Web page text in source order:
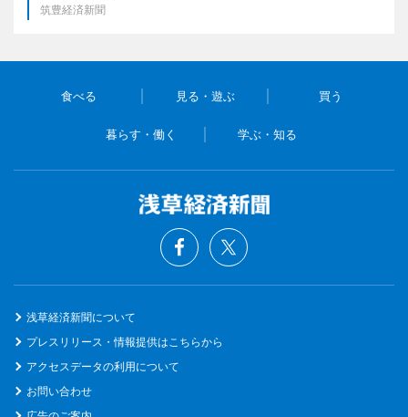
筑豊経済新聞
食べる 見る・遊ぶ 買う
暮らす・働く 学ぶ・知る
浅草経済新聞について
プレスリリース・情報提供はこちらから
アクセスデータの利用について
お問い合わせ